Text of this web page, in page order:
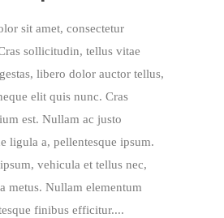
sit amet, consectetur
sollicitudin, tellus vitae
libero dolor auctor tellus,
elit quis nunc. Cras
est. Nullam ac justo
ligula a, pellentesque ipsum.
vehicula et tellus nec,
metus. Nullam elementum
finibus efficitur....